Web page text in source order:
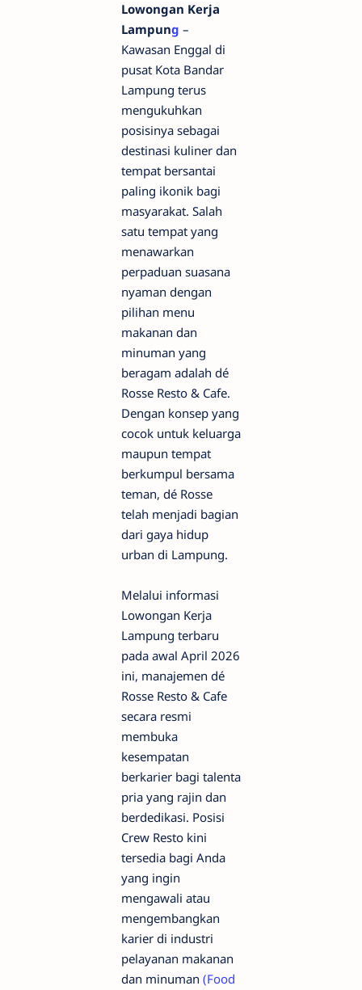
Lowongan Kerja
Lampung –
Kawasan Enggal di
pusat Kota Bandar
Lampung terus
mengukuhkan
posisinya sebagai
destinasi kuliner dan
tempat bersantai
paling ikonik bagi
masyarakat. Salah
satu tempat yang
menawarkan
perpaduan suasana
nyaman dengan
pilihan menu
makanan dan
minuman yang
beragam adalah dé
Rosse Resto & Cafe.
Dengan konsep yang
cocok untuk keluarga
maupun tempat
berkumpul bersama
teman, dé Rosse
telah menjadi bagian
dari gaya hidup
urban di Lampung.
Melalui informasi
Lowongan Kerja
Lampung terbaru
pada awal April 2026
ini, manajemen dé
Rosse Resto & Cafe
secara resmi
membuka
kesempatan
berkarier bagi talenta
pria yang rajin dan
berdedikasi. Posisi
Crew Resto kini
tersedia bagi Anda
yang ingin
mengawali atau
mengembangkan
karier di industri
pelayanan makanan
dan minuman (Food